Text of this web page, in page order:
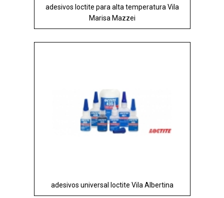
adesivos loctite para alta temperatura Vila
Marisa Mazzei
adesivos universal loctite Vila Albertina